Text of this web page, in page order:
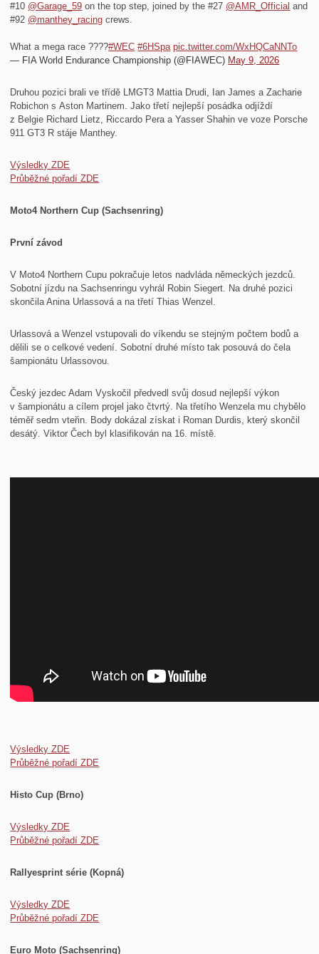
#10 @Garage_59 on the top step, joined by the #27 @AMR_Official and
#92 @manthey_racing crews.
What a mega race ????#WEC #6HSpa pic.twitter.com/WxHQCaNNTo
— FIA World Endurance Championship (@FIAWEC) May 9, 2026
Druhou pozici brali ve třídě LMGT3 Mattia Drudi, Ian James a Zacharie
Robichon s Aston Martinem. Jako třetí nejlepší posádka odjíždí
z Belgie Richard Lietz, Riccardo Pera a Yasser Shahin ve voze Porsche
911 GT3 R stáje Manthey.
Výsledky ZDE
Průběžné pořadí ZDE
Moto4 Northern Cup (Sachsenring)
První závod
V Moto4 Northern Cupu pokračuje letos nadvláda německých jezdců.
Sobotní jízdu na Sachsenringu vyhrál Robin Siegert. Na druhé pozici
skončila Anina Urlassová a na třetí Thias Wenzel.
Urlassová a Wenzel vstupovali do víkendu se stejným počtem bodů a
dělili se o celkové vedení. Sobotní druhé místo tak posouvá do čela
šampionátu Urlassovou.
Český jezdec Adam Vyskočil předvedl svůj dosud nejlepší výkon
v šampionátu a cílem projel jako čtvrtý. Na třetího Wenzela mu chybělo
téměř sedm vteřin. Body dokázal získat i Roman Durdis, který skončil
desátý. Viktor Čech byl klasifikován na 16. místě.
Výsledky ZDE
Průběžné pořadí ZDE
Histo Cup (Brno)
Výsledky ZDE
Průběžné pořadí ZDE
Rallyesprint série (Kopná)
Výsledky ZDE
Průběžné pořadí ZDE
Euro Moto (Sachsenring)